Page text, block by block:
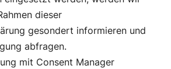
dieser
gesondert informieren und
abfragen.
mit Consent Manager